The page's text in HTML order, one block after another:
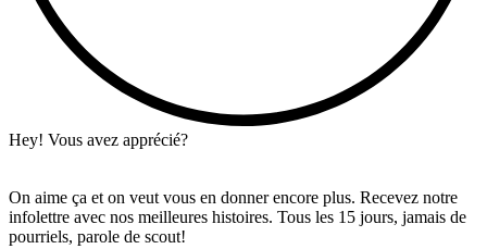
Hey! Vous avez apprécié?
On aime ça et on veut vous en donner encore plus. Recevez notre
infolettre avec nos meilleures histoires. Tous les 15 jours, jamais de
pourriels, parole de scout!